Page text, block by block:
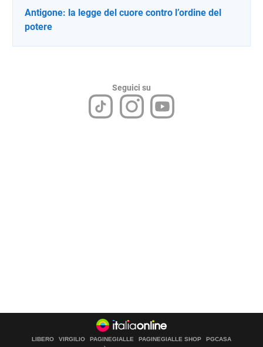
Antigone: la legge del cuore contro l’ordine del
potere
Seguici su
LIBERO VIRGILIO PAGINEGIALLE PAGINEGIALLE SHOP
PGCASA